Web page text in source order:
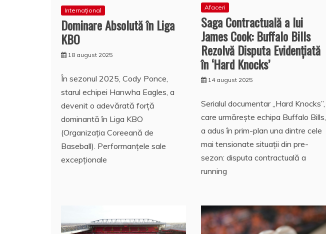
Internațional
Dominare Absolută în Liga
KBO
18 august 2025
În sezonul 2025, Cody Ponce,
starul echipei Hanwha Eagles, a
devenit o adevărată forță
dominantă în Liga KBO
(Organizația Coreeană de
Baseball). Performanțele sale
excepționale
Afaceri
Saga Contractuală a lui
James Cook: Buffalo Bills
Rezolvă Disputa Evidențiată
în ‘Hard Knocks’
14 august 2025
Serialul documentar „Hard Knocks”,
care urmărește echipa Buffalo Bills,
a adus în prim-plan una dintre cele
mai tensionate situații din pre-
sezon: disputa contractuală a
running